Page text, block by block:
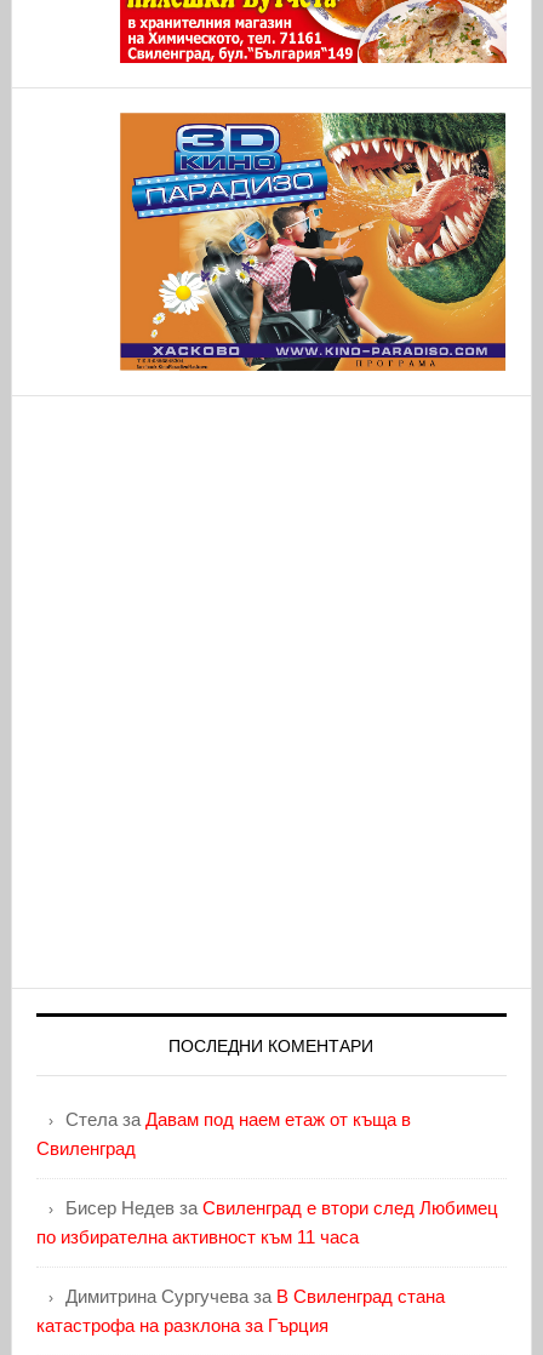
ПОСЛЕДНИ КОМЕНТАРИ
Стелаза Давам под наем етаж от къща в
Свиленград
Бисер Недевза Свиленград е втори след Любимец
по избирателна активност към 11 часа
Димитрина Сургучеваза В Свиленград стана
катастрофа на разклона за Гърция